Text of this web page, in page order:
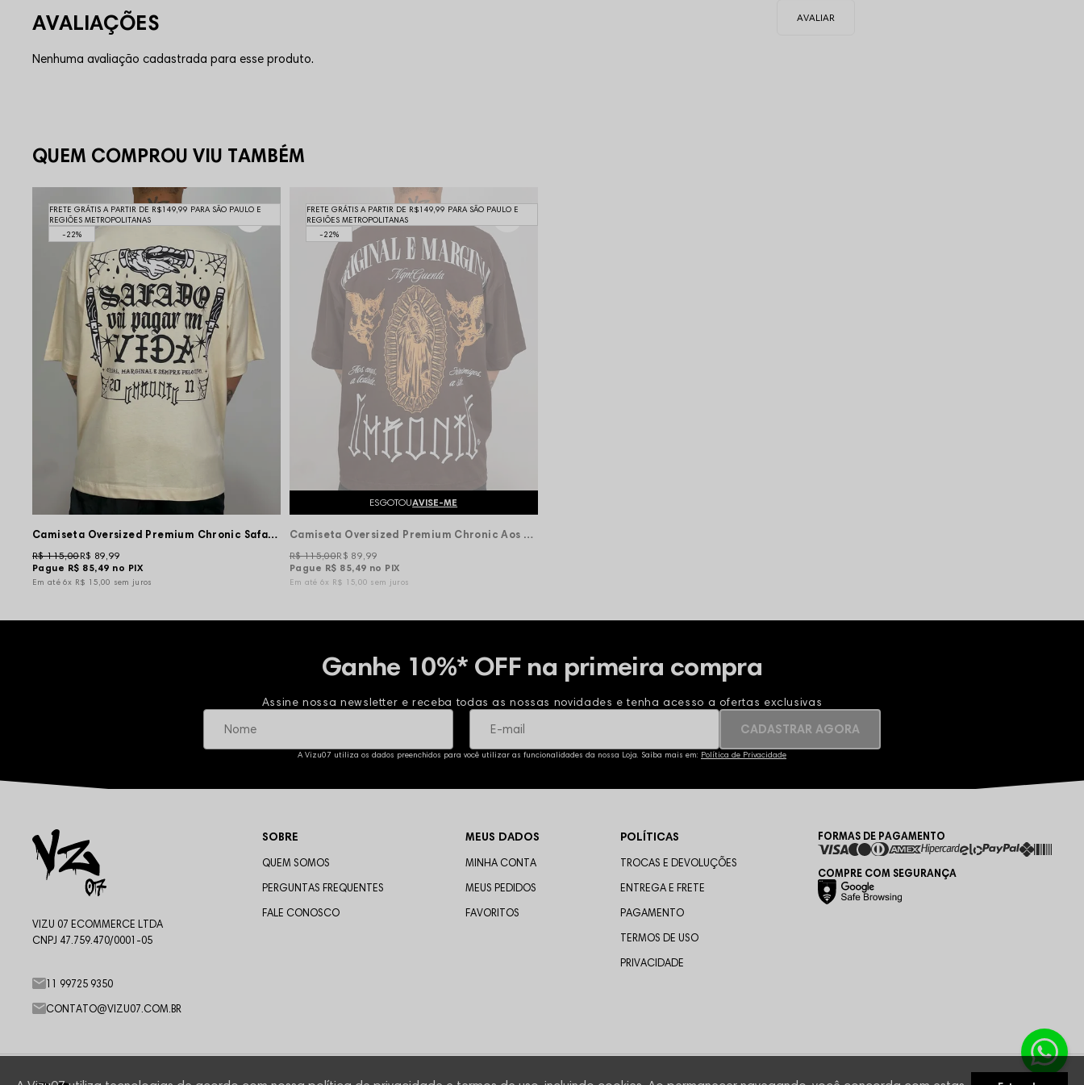
Nenhuma avaliação cadastrada para esse produto.
QUEM COMPROU VIU TAMBÉM
22%
FRETE GRÁTIS A PARTIR DE R$149,99 PARA SÃO PAULO E
REGIÕES METROPOLITANAS
Camiseta Oversized Premium Chronic Safado Vai Pagar em Vida - Creme
Pague R$ 85,49 no PIX
R$ 115,00R$ 89,99
6x R$ 15,00 sem juros
22%
FRETE GRÁTIS A PARTIR DE R$149,99 PARA SÃO PAULO E
REGIÕES METROPOLITANAS
ESGOTOUAVISE-ME
Camiseta Oversized Premium Chronic Aos Anjos a Lealdade - Marrom
Pague R$ 85,49 no PIX
R$ 115,00R$ 89,99
6x R$ 15,00 sem juros
Ganhe 10%* OFF na primeira compra
Assine nossa newsletter e receba todas as nossas novidades e tenha acesso a ofertas exclusivas
CADASTRAR AGORA
A Vizu07 utiliza os dados preenchidos para você utilizar as funcionalidades da nossa Loja. Saiba mais em: Política de Privacidade
SOBRE
QUEM SOMOS
PERGUNTAS FREQUENTES
FALE CONOSCO
MEUS DADOS
MINHA CONTA
MEUS PEDIDOS
FAVORITOS
POLÍTICAS
TROCAS E DEVOLUÇÕES
ENTREGA E FRETE
PAGAMENTO
TERMOS DE USO
PRIVACIDADE
VIZU 07 ECOMMERCE LTDA
CNPJ 47.759.470/0001-05
11 99725 9350
CONTATO@VIZU07.COM.BR
FORMAS DE PAGAMENTO
COMPRE COM SEGURANÇA